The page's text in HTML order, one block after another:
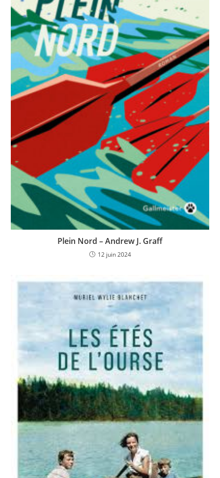
Plein Nord – Andrew J. Graff
12 juin 2024